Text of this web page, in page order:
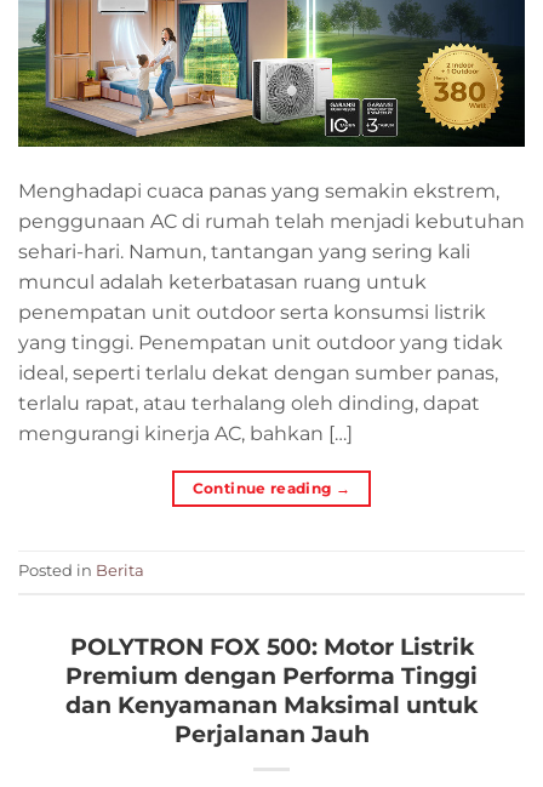
Menghadapi cuaca panas yang semakin ekstrem,
penggunaan AC di rumah telah menjadi kebutuhan
sehari-hari. Namun, tantangan yang sering kali
muncul adalah keterbatasan ruang untuk
penempatan unit outdoor serta konsumsi listrik
yang tinggi. Penempatan unit outdoor yang tidak
ideal, seperti terlalu dekat dengan sumber panas,
terlalu rapat, atau terhalang oleh dinding, dapat
mengurangi kinerja AC, bahkan […]
Continue reading →
Posted in Berita
POLYTRON FOX 500: Motor Listrik
Premium dengan Performa Tinggi
dan Kenyamanan Maksimal untuk
Perjalanan Jauh